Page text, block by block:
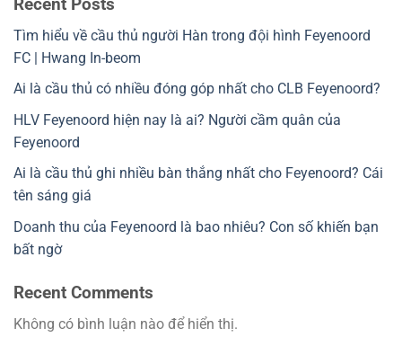
Tìm hiểu về cầu thủ người Hàn trong đội hình Feyenoord
FC | Hwang In-beom
Ai là cầu thủ có nhiều đóng góp nhất cho CLB Feyenoord?
HLV Feyenoord hiện nay là ai? Người cầm quân của
Feyenoord
Ai là cầu thủ ghi nhiều bàn thắng nhất cho Feyenoord? Cái
tên sáng giá
Doanh thu của Feyenoord là bao nhiêu? Con số khiến bạn
bất ngờ
Recent Comments
Không có bình luận nào để hiển thị.